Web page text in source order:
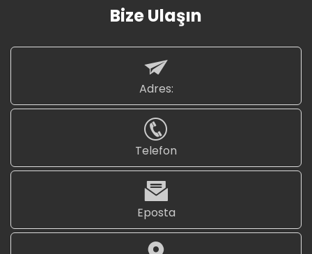
Bize Ulaşın
Adres:
Telefon
Eposta